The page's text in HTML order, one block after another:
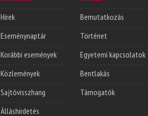
Hírek
Eseménynaptár
Korábbi események
Közlemények
Sajtóvisszhang
Álláshirdetés
Bemutatkozás
Történet
Egyetemi kapcsolatok
Bentlakás
Támogatók